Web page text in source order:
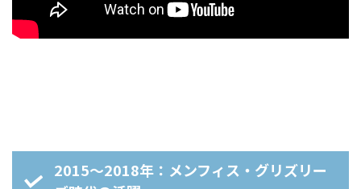
2015～2018年：メンフィス・グリズリー